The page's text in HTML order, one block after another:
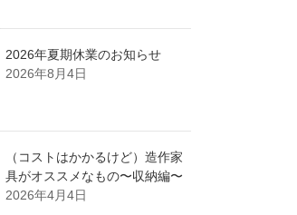
2026年夏期休業のお知らせ
2026年8月4日
（コストはかかるけど）造作家
具がオススメなもの〜収納編〜
2026年4月4日